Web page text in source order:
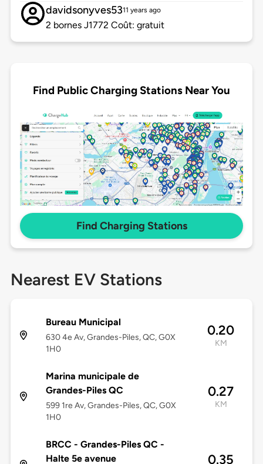
davidsonyves5311 years ago
2 bornes J1772 Coût: gratuit
Find Public Charging Stations Near You
Find Charging Stations
Nearest EV Stations
Bureau Municipal
630 4e Av, Grandes-Piles, QC, G0X
1H0
0.20
KM
Marina municipale de
Grandes-Piles QC
599 1re Av, Grandes-Piles, QC, G0X
1H0
0.27
KM
BRCC - Grandes-Piles QC -
Halte 5e avenue
0.35